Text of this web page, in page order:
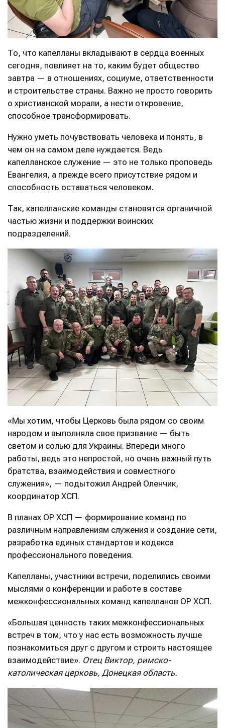
То, что капелланы вкладывают в сердца военных
сегодня, повлияет на то, каким будет общество
завтра — в отношениях, социуме, ответственности
и строительстве страны. Важно не просто говорить
о христианской морали, а нести откровение,
способное трансформировать.
Нужно уметь почувствовать человека и понять, в
чем он на самом деле нуждается. Ведь
капелланское служение — это не только проповедь
Евангелия, а прежде всего присутствие рядом и
способность оставаться человеком.
Так, капелланские команды становятся органичной
частью жизни и поддержки воинских
подразделений.
«Мы хотим, чтобы Церковь была рядом со своим
народом и выполняла свое призвание — быть
светом и солью для Украины. Впереди много
работы, ведь это непростой, но очень важный путь
братства, взаимодействия и совместного
служения», — подытожил Андрей Оленчик,
координатор ХСП.
В планах ОР ХСП — формирование команд по
различным направлениям служения и создание сети,
разработка единых стандартов и кодекса
профессионального поведения.
Капелланы, участники встречи, поделились своими
мыслями о конференции и работе в составе
межконфессиональных команд капелланов ОР ХСП.
«Большая ценность таких межконфессиональных
встреч в том, что у нас есть возможность лучше
познакомиться друг с другом и строить настоящее
взаимодействие». Отец Виктор, римско-
католическая церковь, Донецкая область.